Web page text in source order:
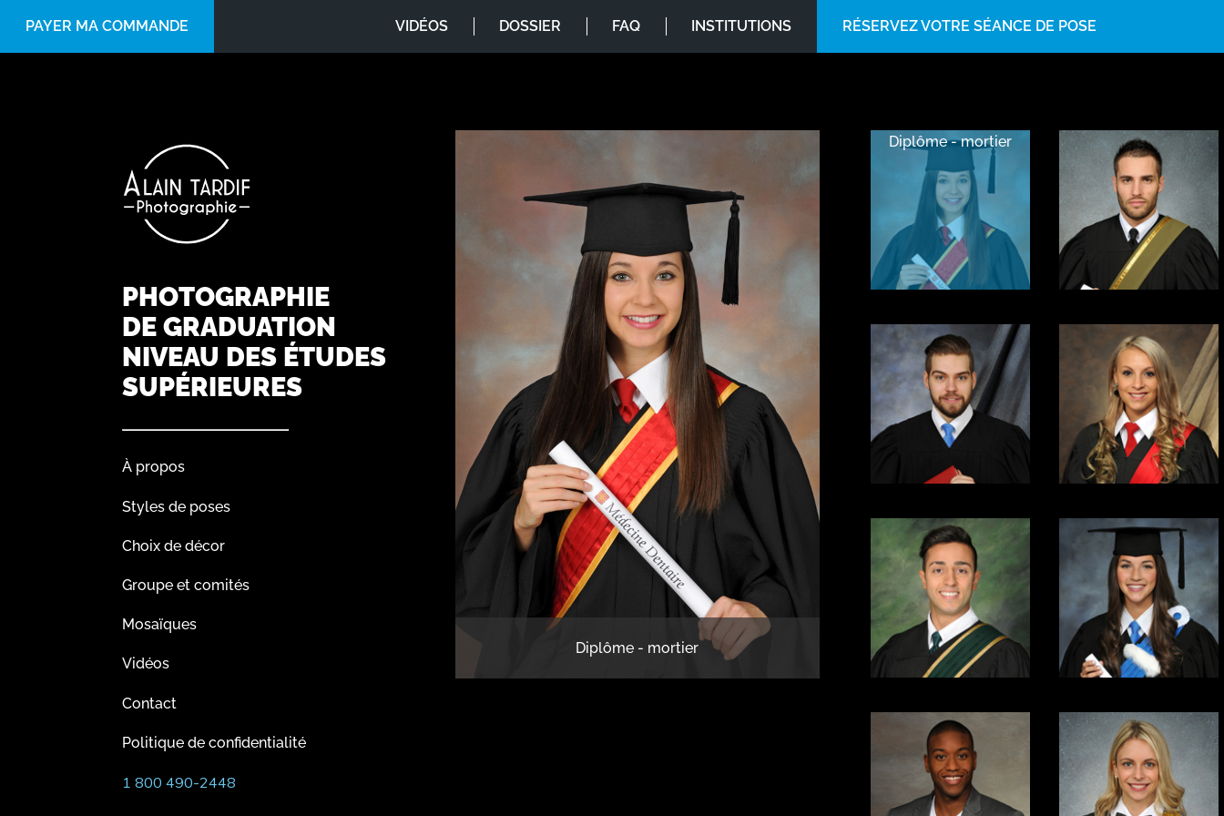
PAYER MA COMMANDE VIDÉOS DOSSIER FAQ INSTITUTIONS RÉSERVEZ VOTRE SÉANCE DE POSE
PHOTOGRAPHIE
DE GRADUATION
NIVEAU DES ÉTUDES
SUPÉRIEURES
À propos
Styles de poses
Choix de décor
Groupe et comités
Mosaïques
Vidéos
Contact
Politique de confidentialité
1 800 490-2448
Diplôme - mortier
Diplôme - mortier